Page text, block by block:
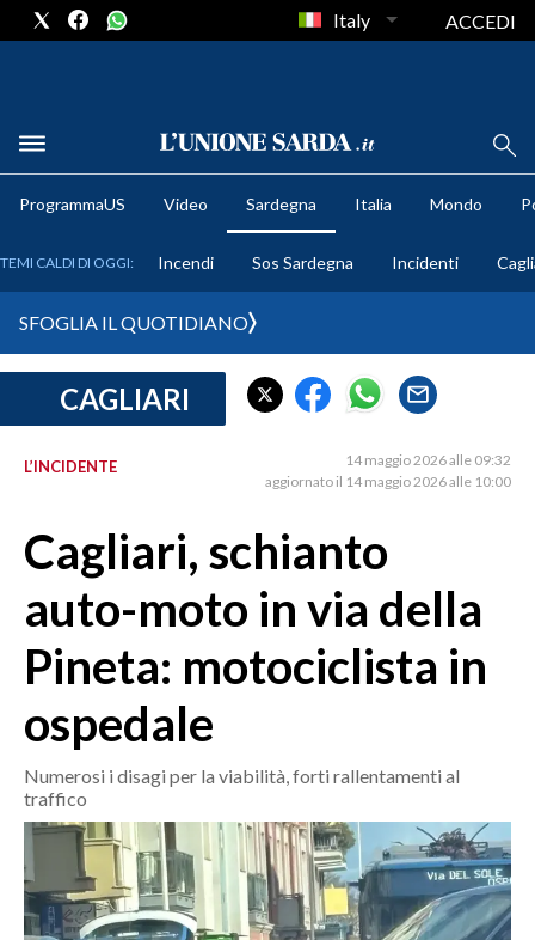
METEO
CRONACA SARDEGNA
PROVINCIA DI CAGLIARI
MEDIO CAMPIDANO
ORISTANO E PROVINCIA
SASSARI E PROVINCIA
GALLURA
NUORO E PROVINCIA
OGLIASTRA
CRONACA
MONDO
Italy ACCEDI
ProgrammaUS Video Sardegna Italia Mondo
TEMI CALDI DI OGGI: Incendi Sos Sardegna Incidenti
SFOGLIA IL QUOTIDIANO
CAGLIARI
L’INCIDENTE
14 maggio 2026 alle 09:32
aggiornato il 14 maggio 2026 alle 10:00
Cagliari, schianto
auto-moto in via della
Pineta: motociclista in
ospedale
Numerosi i disagi per la viabilità, forti rallentamenti al
traffico